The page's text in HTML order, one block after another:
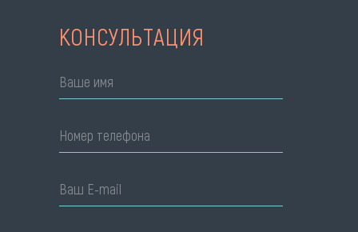
КОНСУЛЬТАЦИЯ
Ваше имя
Номер телефона
Ваш E-mail